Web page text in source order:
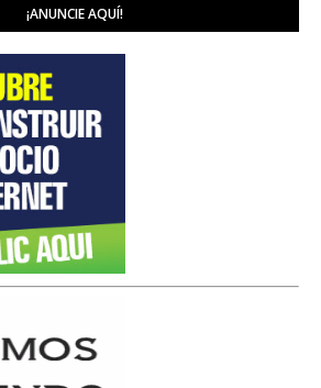
¡ANUNCIE AQUÍ!